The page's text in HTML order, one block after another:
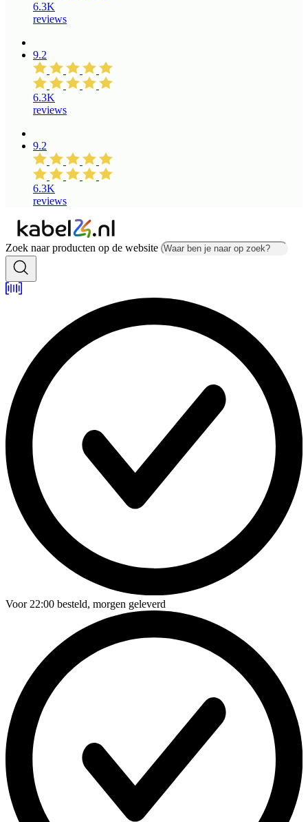
6.3K
reviews
9.2
6.3K
reviews
9.2
6.3K
reviews
Zoek naar producten op de website
Voor22:00 besteld, morgen geleverd